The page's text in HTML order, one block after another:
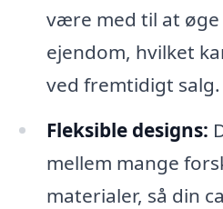
være med til at
ejendom, hvilket
ved fremtidigt salg.
Fleksible designs:
mellem mange
materialer, så din